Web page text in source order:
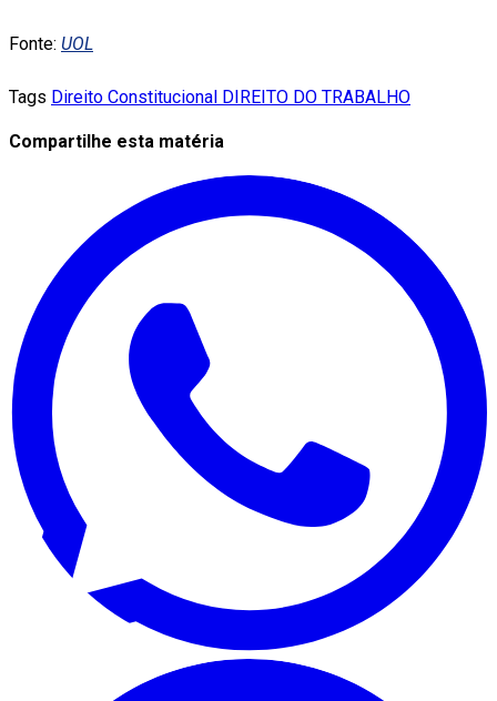
Fonte: UOL
Tags Direito Constitucional DIREITO DO TRABALHO
Compartilhe esta matéria